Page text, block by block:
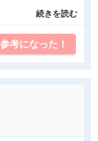
いましたがちょ
めば、走りは快
いですがシート
ラックで統
続きを読む
参考になった！